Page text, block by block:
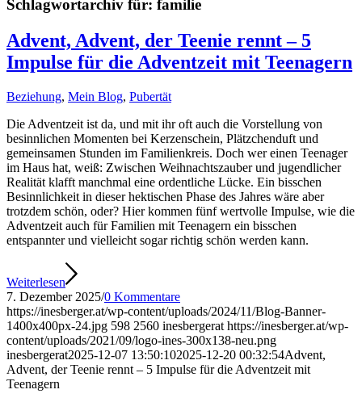
Schlagwortarchiv für: familie
Advent, Advent, der Teenie rennt – 5
Impulse für die Adventzeit mit Teenagern
Beziehung, Mein Blog, Pubertät
Die Adventzeit ist da, und mit ihr oft auch die Vorstellung von
besinnlichen Momenten bei Kerzenschein, Plätzchenduft und
gemeinsamen Stunden im Familienkreis. Doch wer einen Teenager
im Haus hat, weiß: Zwischen Weihnachtszauber und jugendlicher
Realität klafft manchmal eine ordentliche Lücke. Ein bisschen
Besinnlichkeit in dieser hektischen Phase des Jahres wäre aber
trotzdem schön, oder? Hier kommen fünf wertvolle Impulse, wie die
Adventzeit auch für Familien mit Teenagern ein bisschen
entspannter und vielleicht sogar richtig schön werden kann.
Weiterlesen
7. Dezember 2025/0 Kommentare
https://inesberger.at/wp-content/uploads/2024/11/Blog-Banner-
1400x400px-24.jpg 598 2560 inesbergerat https://inesberger.at/wp-
content/uploads/2021/09/logo-ines-300x138-neu.png
inesbergerat2025-12-07 13:50:102025-12-20 00:32:54Advent,
Advent, der Teenie rennt – 5 Impulse für die Adventzeit mit
Teenagern